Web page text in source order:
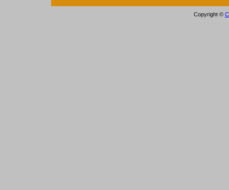
Copyright ©